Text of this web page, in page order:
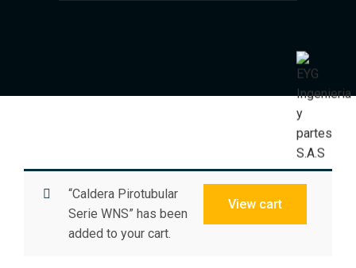
View cart
“Caldera Pirotubular
Serie WNS” has been
added to your cart.